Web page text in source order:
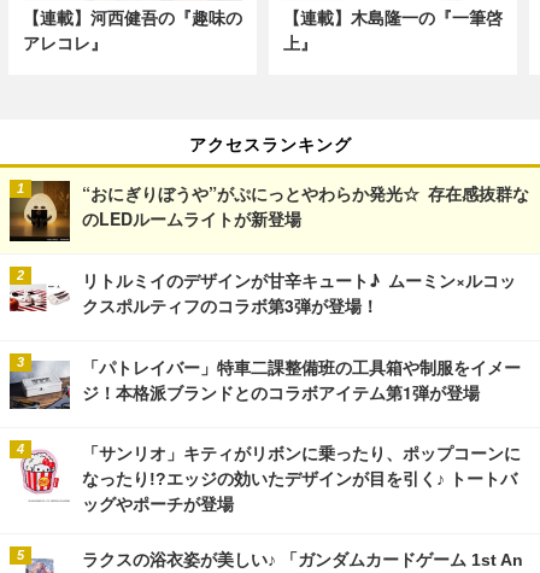
【連載】河西健吾の『趣味の
アレコレ』
【連載】木島隆一の『一筆啓
上』
アクセスランキング
“おにぎりぼうや”がぷにっとやわらか発光☆ 存在感抜群な
のLEDルームライトが新登場
リトルミイのデザインが甘辛キュート♪ ムーミン×ルコッ
クスポルティフのコラボ第3弾が登場！
「パトレイバー」特車二課整備班の工具箱や制服をイメー
ジ！本格派ブランドとのコラボアイテム第1弾が登場
「サンリオ」キティがリボンに乗ったり、ポップコーンに
なったり!?エッジの効いたデザインが目を引く♪ トートバ
ッグやポーチが登場
ラクスの浴衣姿が美しい♪ 「ガンダムカードゲーム 1st An